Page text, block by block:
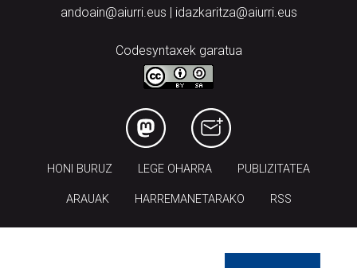
andoain@aiurri.eus | idazkaritza@aiurri.eus
Codesyntaxek garatua
HONI BURUZ LEGE OHARRA PUBLIZITATEA
ARAUAK HARREMANETARAKO RSS